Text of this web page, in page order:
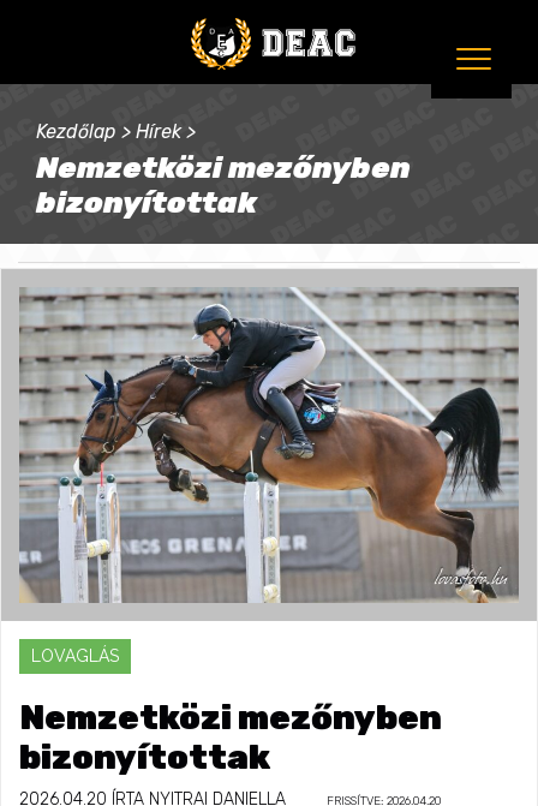
Kezdőlap > Hírek >
Nemzetközi mezőnyben
bizonyítottak
LOVAGLÁS
Nemzetközi mezőnyben
bizonyítottak
2026.04.20 ÍRTA NYITRAI DANIELLA FRISSÍTVE: 2026.04.20